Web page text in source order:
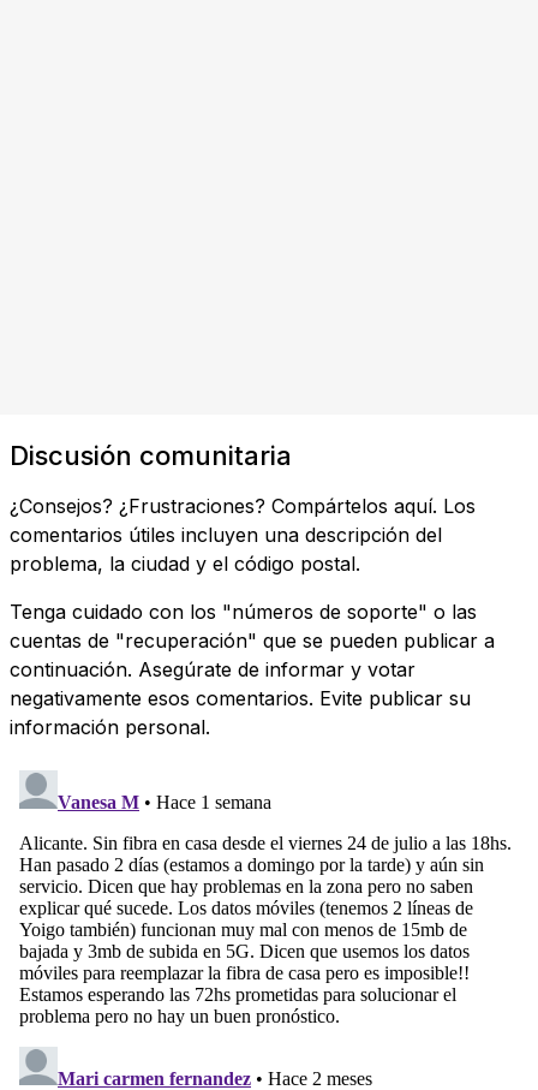
Discusión comunitaria
¿Consejos? ¿Frustraciones? Compártelos aquí. Los
comentarios útiles incluyen una descripción del
problema, la ciudad y el código postal.
Tenga cuidado con los "números de soporte" o las
cuentas de "recuperación" que se pueden publicar a
continuación. Asegúrate de informar y votar
negativamente esos comentarios. Evite publicar su
información personal.